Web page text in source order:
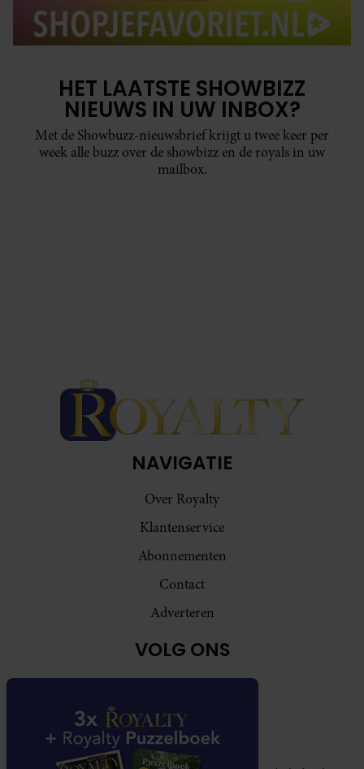
HET LAATSTE SHOWBIZZ
NIEUWS IN UW INBOX?
Met de Showbuzz-nieuwsbrief krijgt u twee keer per
week alle buzz over de showbizz en de royals in uw
mailbox.
NAVIGATIE
Over Royalty
Klantenservice
Abonnementen
Contact
Adverteren
VOLG ONS